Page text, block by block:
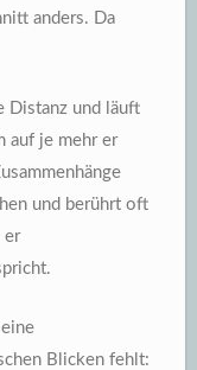
anders. Da
Distanz und läuft
auf je mehr er
und berührt oft
er
Blicken fehlt: